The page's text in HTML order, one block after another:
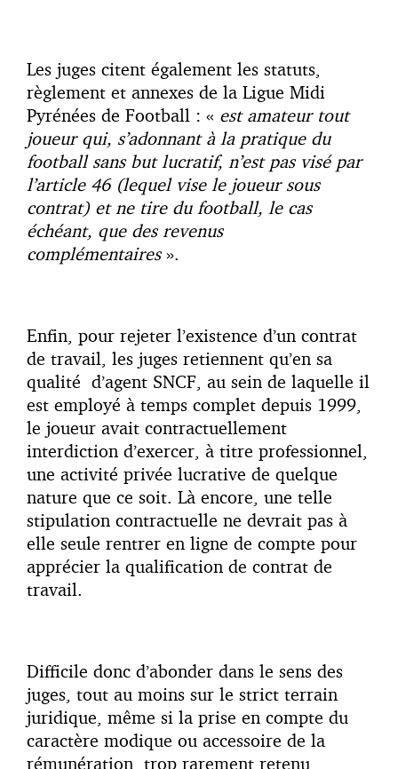
Les juges citent également les statuts,
règlement et annexes de la Ligue Midi
Pyrénées de Football : « est amateur tout
joueur qui, s’adonnant à la pratique du
football sans but lucratif, n’est pas visé par
l’article 46 (lequel vise le joueur sous
contrat) et ne tire du football, le cas
échéant, que des revenus
complémentaires ».
Enfin, pour rejeter l’existence d’un contrat
de travail, les juges retiennent qu’en sa
qualité d’agent SNCF, au sein de laquelle il
est employé à temps complet depuis 1999,
le joueur avait contractuellement
interdiction d’exercer, à titre professionnel,
une activité privée lucrative de quelque
nature que ce soit. Là encore, une telle
stipulation contractuelle ne devrait pas à
elle seule rentrer en ligne de compte pour
apprécier la qualification de contrat de
travail.
Difficile donc d’abonder dans le sens des
juges, tout au moins sur le strict terrain
juridique, même si la prise en compte du
caractère modique ou accessoire de la
rémunération, trop rarement retenu,